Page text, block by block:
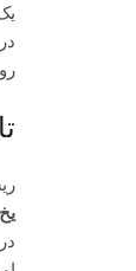
یخ